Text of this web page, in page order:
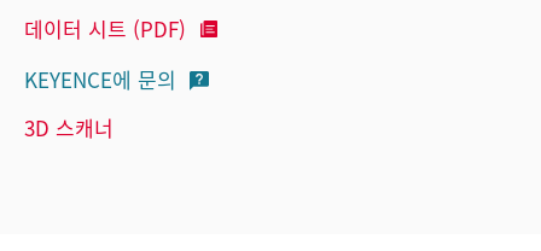
데이터 시트 (PDF)
KEYENCE에 문의
3D 스캐너